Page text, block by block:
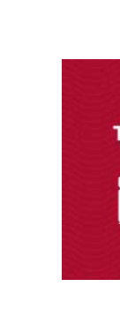
Ley que
contra el
Ley que